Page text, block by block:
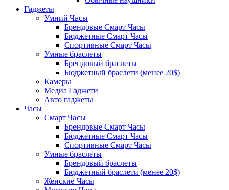
Гаджеты
Умний Часы
Брендовые Смарт Часы
Бюджетные Смарт Часы
Спортивные Смарт Часы
Умные браслеты
Брендовый браслеты
Бюджетный браслети (менее 20$)
Камеры
Медиа Гаджети
Авто гаджеты
Часы
Смарт Часы
Брендовые Смарт Часы
Бюджетные Смарт Часы
Спортивные Смарт Часы
Умные браслеты
Брендовый браслеты
Бюджетный браслети (менее 20$)
Женские Часы